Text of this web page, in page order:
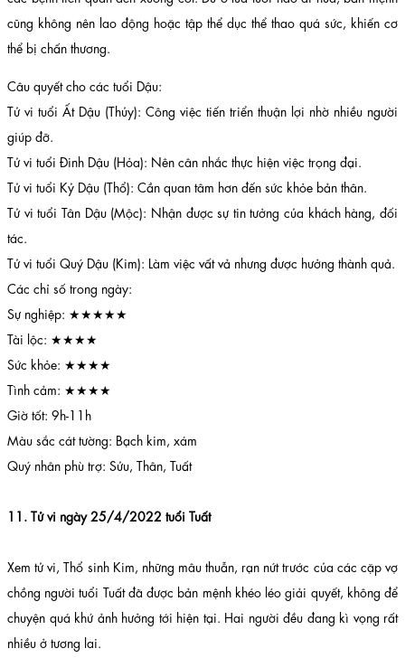
cũng không nên lao động hoặc tập thể dục thể thao quá sức, khiến cơ
thể bị chấn thương.
Câu quyết cho các tuổi Dậu:
Tử vi tuổi Ất Dậu (Thủy): Công việc tiến triển thuận lợi nhờ nhiều người
giúp đỡ.
Tử vi tuổi Đinh Dậu (Hỏa): Nên cân nhắc thực hiện việc trọng đại.
Tử vi tuổi Kỷ Dậu (Thổ): Cần quan tâm hơn đến sức khỏe bản thân.
Tử vi tuổi Tân Dậu (Mộc): Nhận được sự tin tưởng của khách hàng, đối
tác.
Tử vi tuổi Quý Dậu (Kim): Làm việc vất vả nhưng được hưởng thành quả.
Các chỉ số trong ngày:
Sự nghiệp: ★★★★★
Tài lộc: ★★★★
Sức khỏe: ★★★★
Tình cảm: ★★★★
Giờ tốt: 9h-11h
Màu sắc cát tường: Bạch kim, xám
Quý nhân phù trợ: Sửu, Thân, Tuất
11. Tử vi ngày 25/4/2022 tuổi Tuất
Xem tử vi, Thổ sinh Kim, những mâu thuẫn, rạn nứt trước của các cặp vợ
chồng người tuổi Tuất đã được bản mệnh khéo léo giải quyết, không để
chuyện quá khứ ảnh hưởng tới hiện tại. Hai người đều đang kì vọng rất
nhiều ở tương lai.